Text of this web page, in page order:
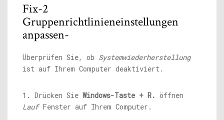
Fix-2
Gruppenrichtlinieneinstellungen
anpassen-
Überprüfen Sie, ob Systemwiederherstellung
ist auf Ihrem Computer deaktiviert.
1. Drücken Sie Windows-Taste + R. öffnen
LaufFenster auf Ihrem Computer.